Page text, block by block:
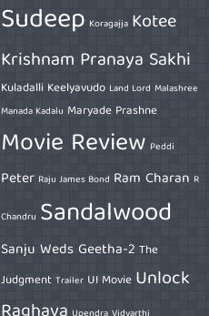
Sudeep Koragajja Kotee
Krishnam Pranaya Sakhi
Kuladalli Keelyavudo Land Lord Malashree
Manada Kadalu Maryade Prashne
Movie Review Peddi
Peter Raju James Bond Ram Charan R
Chandru Sandalwood
Sanju Weds Geetha-2 The
Judgment Trailer UI Movie Unlock